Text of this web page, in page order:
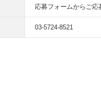
応募フォームからご応
03-5724-8521